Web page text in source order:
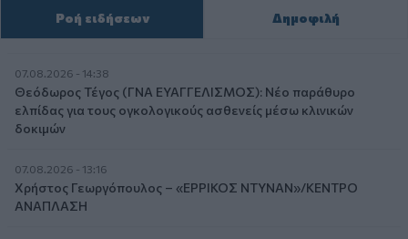
Ροή ειδήσεων Δημοφιλή
07.08.2026 - 14:38
Θεόδωρος Τέγος (ΓΝΑ ΕΥΑΓΓΕΛΙΣΜΟΣ): Νέο παράθυρο
ελπίδας για τους ογκολογικούς ασθενείς μέσω κλινικών
δοκιμών
07.08.2026 - 13:16
Χρήστος Γεωργόπουλος – «ΕΡΡΙΚΟΣ ΝΤΥΝΑΝ»/ΚΕΝΤΡΟ
ΑΝΑΠΛΑΣΗ